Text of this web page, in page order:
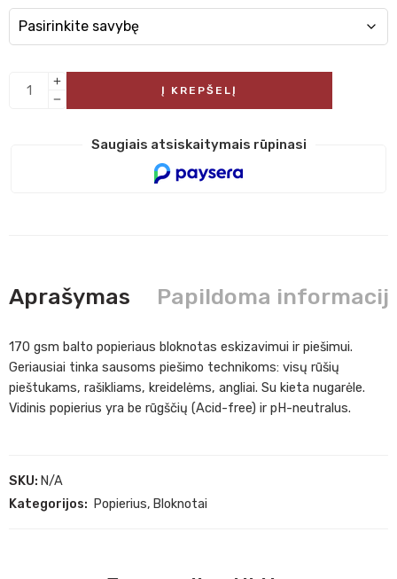
Į KREPŠELĮ
Saugiais atsiskaitymais rūpinasi
Aprašymas Papildoma
170 gsm balto popieriaus bloknotas eskizavimui ir piešimui.
Geriausiai tinka sausoms piešimo technikoms: visų rūšių
pieštukams, rašikliams, kreidelėms, angliai. Su kieta nugarėle.
Vidinis popierius yra be rūgščių (Acid-free) ir pH-neutralus.
SKU: N/A
Kategorijos: Popierius, Bloknotai